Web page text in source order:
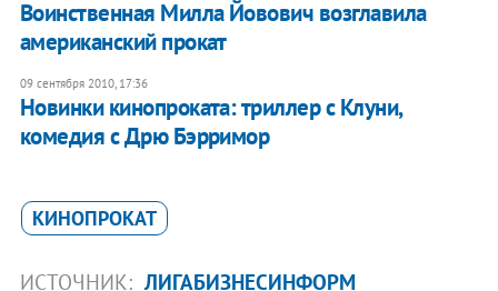
Воинственная Милла Йовович возглавила
американский прокат
09 сентября 2010, 17:36
Новинки кинопроката: триллер с Клуни,
комедия с Дрю Бэрримор
КИНОПРОКАТ
ИСТОЧНИК: ЛИГАБИЗНЕСИНФОРМ